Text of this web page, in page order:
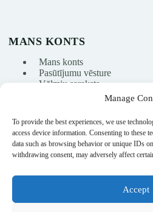
Manage
To provide the best experiences, we use
access device information. Consenting to these
data such as browsing behavior or unique IDs
withdrawing consent, may adversely affect
Accept
MANS KONTS
Mans konts
Pasūtījumu vēsture
Vēlmju saraksts
info@nikasport.eu
+371 28228266